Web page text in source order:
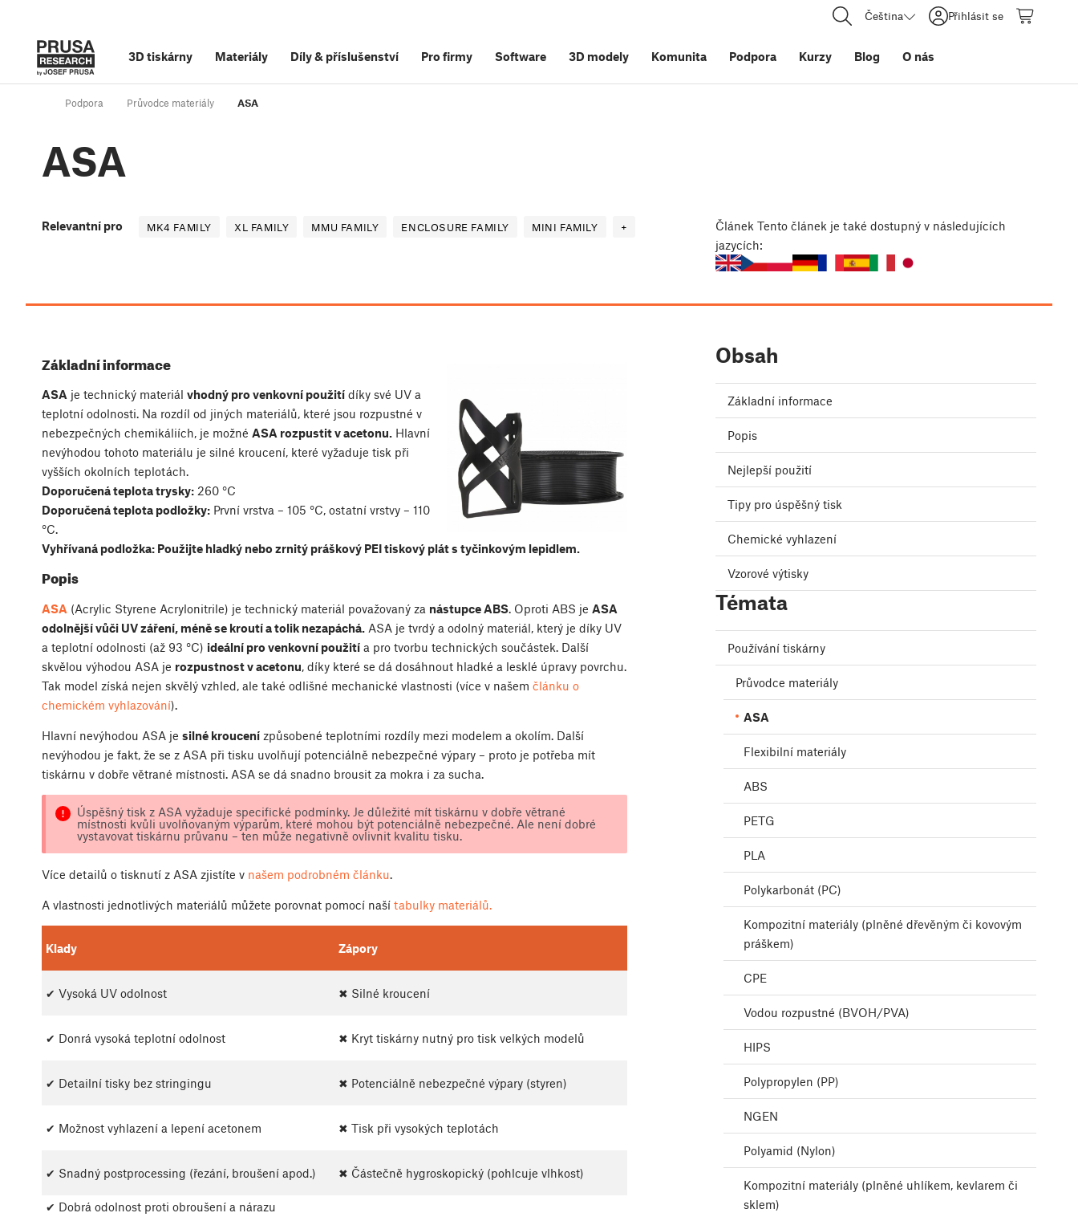
Čeština Přihlásit se
3D tiskárny Materiály Díly& příslušenství Pro firmy Software 3D modely Komunita Podpora Kurzy Blog O nás
Podpora Průvodce materiály ASA
ASA
Relevantní pro MK4 FAMILY XL FAMILY MMU FAMILY ENCLOSURE FAMILY MINI FAMILY + Článek Tento článek je také dostupný v následujících
jazycích:
Základní informace
ASA je technický materiál vhodný pro venkovní použití díky své UV a
teplotní odolnosti. Na rozdíl od jiných materiálů, které jsou rozpustné v
nebezpečných chemikáliích, je možné ASA rozpustit v acetonu. Hlavní
nevýhodou tohoto materiálu je silné kroucení, které vyžaduje tisk při
vyšších okolních teplotách.
Doporučená teplota trysky: 260 °C
Doporučená teplota podložky: První vrstva – 105 °C, ostatní vrstvy – 110
°C.
Vyhřívaná podložka: Použijte hladký nebo zrnitý práškový PEI tiskový plát s tyčinkovým lepidlem.
Popis
ASA (Acrylic Styrene Acrylonitrile) je technický materiál považovaný za nástupce ABS. Oproti ABS je ASA
odolnější vůči UV záření, méně se kroutí a tolik nezapáchá. ASA je tvrdý a odolný materiál, který je díky UV
a teplotní odolnosti (až 93 °C) ideální pro venkovní použití a pro tvorbu technických součástek. Další
skvělou výhodou ASA je rozpustnost v acetonu, díky které se dá dosáhnout hladké a lesklé úpravy povrchu.
Tak model získá nejen skvělý vzhled, ale také odlišné mechanické vlastnosti (více v našem článku o
chemickém vyhlazování).
Hlavní nevýhodou ASA je silné kroucení způsobené teplotními rozdíly mezi modelem a okolím. Další
nevýhodou je fakt, že se z ASA při tisku uvolňují potenciálně nebezpečné výpary – proto je potřeba mít
tiskárnu v dobře větrané místnosti. ASA se dá snadno brousit za mokra i za sucha.
Úspěšný tisk z ASA vyžaduje specifické podmínky. Je důležité mít tiskárnu v dobře větrané
místnosti kvůli uvolňovaným výparům, které mohou být potenciálně nebezpečné. Ale není dobré
vystavovat tiskárnu průvanu – ten může negativně ovlivnit kvalitu tisku.
Více detailů o tisknutí z ASA zjistíte v našem podrobném článku.
A vlastnosti jednotlivých materiálů můžete porovnat pomocí naší tabulky materiálů.
Klady Zápory
✔ Vysoká UV odolnost ✖ Silné kroucení
✔ Donrá vysoká teplotní odolnost ✖ Kryt tiskárny nutný pro tisk velkých modelů
✔ Detailní tisky bez stringingu ✖ Potenciálně nebezpečné výpary (styren)
✔ Možnost vyhlazení a lepení acetonem ✖ Tisk při vysokých teplotách
✔ Snadný postprocessing (řezání, broušení apod.) ✖ Částečně hygroskopický (pohlcuje vlhkost)
✔ Dobrá odolnost proti obroušení a nárazu
Obsah
Základní informace
Popis
Nejlepší použití
Tipy pro úspěšný tisk
Chemické vyhlazení
Vzorové výtisky
Témata
Používání tiskárny
Průvodce materiály
ASA
Flexibilní materiály
ABS
PETG
PLA
Polykarbonát (PC)
Kompozitní materiály (plněné dřevěným či kovovým
práškem)
CPE
Vodou rozpustné (BVOH/PVA)
HIPS
Polypropylen (PP)
NGEN
Polyamid (Nylon)
Kompozitní materiály (plněné uhlíkem, kevlarem či
sklem)